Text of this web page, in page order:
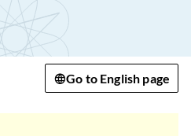
Go to English page